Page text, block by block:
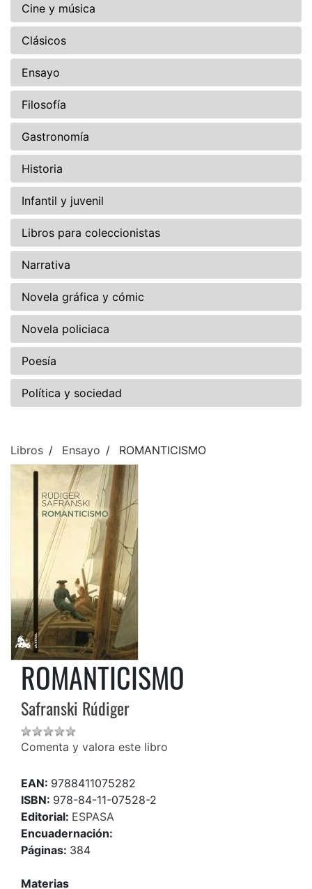
Cine y música
Clásicos
Ensayo
Filosofía
Gastronomía
Historia
Infantil y juvenil
Libros para coleccionistas
Narrativa
Novela gráfica y cómic
Novela policiaca
Poesía
Política y sociedad
Libros Ensayo ROMANTICISMO
ROMANTICISMO
Safranski Rúdiger
Comenta y valora este libro
EAN: 9788411075282
ISBN: 978-84-11-07528-2
Editorial: ESPASA
Encuadernación:
Páginas: 384
Materias